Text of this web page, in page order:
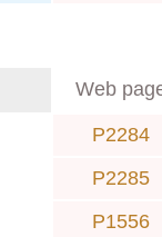
Web
P2284
P2285
P1556